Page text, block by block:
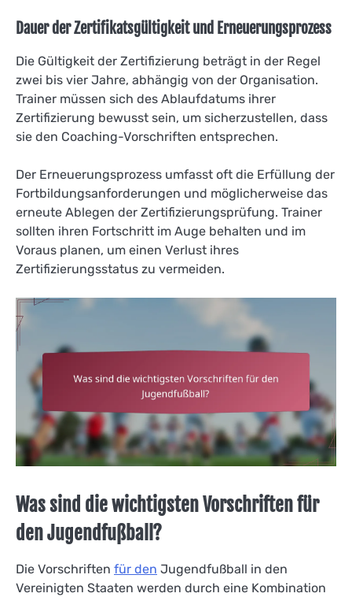
Dauer der Zertifikatsgültigkeit und Erneuerungsprozess
Die Gültigkeit der Zertifizierung beträgt in der Regel
zwei bis vier Jahre, abhängig von der Organisation.
Trainer müssen sich des Ablaufdatums ihrer
Zertifizierung bewusst sein, um sicherzustellen, dass
sie den Coaching-Vorschriften entsprechen.
Der Erneuerungsprozess umfasst oft die Erfüllung der
Fortbildungsanforderungen und möglicherweise das
erneute Ablegen der Zertifizierungsprüfung. Trainer
sollten ihren Fortschritt im Auge behalten und im
Voraus planen, um einen Verlust ihres
Zertifizierungsstatus zu vermeiden.
Was sind die wichtigsten Vorschriften für
den Jugendfußball?
Die Vorschriften für den Jugendfußball in den
Vereinigten Staaten werden durch eine Kombination